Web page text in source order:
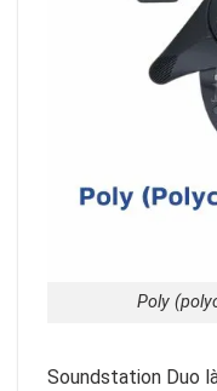
Poly
Soundstation Duo